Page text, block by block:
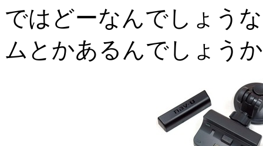
ではどーなんでしょう
ムとかあるんでしょう